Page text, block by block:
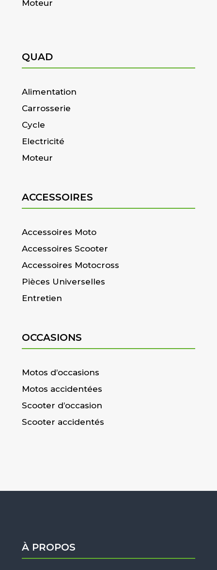
Moteur
QUAD
Alimentation
Carrosserie
Cycle
Electricité
Moteur
ACCESSOIRES
Accessoires Moto
Accessoires Scooter
Accessoires Motocross
Pièces Universelles
Entretien
OCCASIONS
Motos d’occasions
Motos accidentées
Scooter d’occasion
Scooter accidentés
À PROPOS